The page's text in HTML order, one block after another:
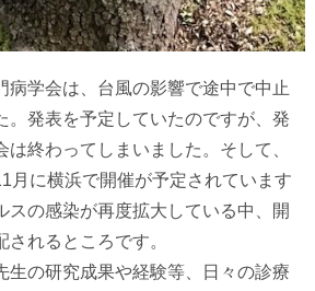
学会は、台風の影響で途中で中止
。発表を予定していたのですが、発
終わってしまいました。そして、
月に横浜で開催が予定されています
スの感染が再度拡大している中、開
れるところです。
の研究成果や経験等、日々の診療